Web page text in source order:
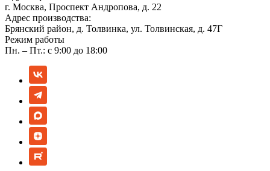
г. Москва, Проспект Андропова, д. 22
Адрес производства:
Брянский район, д. Толвинка, ул. Толвинская, д. 47Г
Режим работы
Пн. – Пт.: с 9:00 до 18:00